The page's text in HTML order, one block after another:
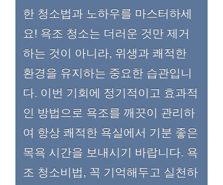
한 청소법과 노하우를 마스터하세
요! 욕조 청소는 더러운 것만 제거
하는 것이 아니라, 위생과 쾌적한
환경을 유지하는 중요한 습관입니
다. 이번 기회에 정기적이고 효과적
인 방법으로 욕조를 깨끗이 관리하
여 항상 쾌적한 욕실에서 기분 좋은
목욕 시간을 보내시기 바랍니다. 욕
조 청소비법, 꼭 기억해두고 실천하